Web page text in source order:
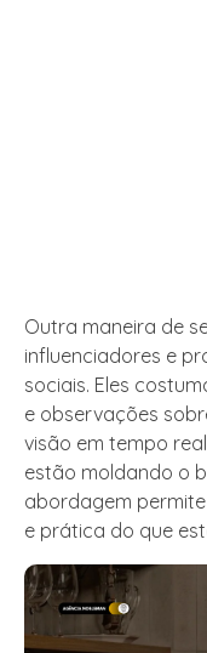
Outra maneira de
influenciadores e
sociais. Eles
e observações
visão em tempo
estão moldando o
abordagem
e prática do que